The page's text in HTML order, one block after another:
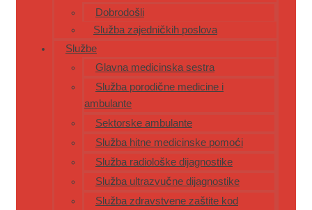
Dobrodošli
Služba zajedničkih poslova
Službe
Glavna medicinska sestra
Služba porodične medicine i
ambulante
Sektorske ambulante
Služba hitne medicinske pomoći
Služba radiološke dijagnostike
Služba ultrazvučne dijagnostike
Služba zdravstvene zaštite kod